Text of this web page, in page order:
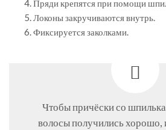
Пряди крепятся при помощи
Локоны закручиваются внутрь.
Фиксируется заколками.
Чтобы причёски со
волосы получились хорошо,